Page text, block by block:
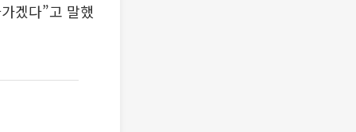
겠다”고 말했